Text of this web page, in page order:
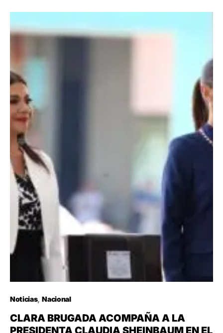
Noticias Nacional
CLARA BRUGADA ACOMPAÑA A LA